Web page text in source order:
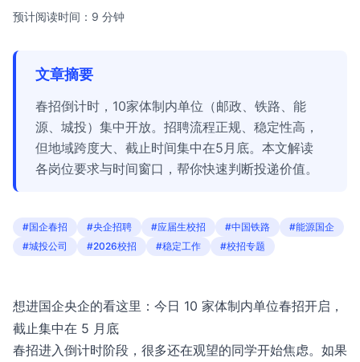
预计阅读时间：9 分钟
文章摘要
春招倒计时，10家体制内单位（邮政、铁路、能
源、城投）集中开放。招聘流程正规、稳定性高，
但地域跨度大、截止时间集中在5月底。本文解读
各岗位要求与时间窗口，帮你快速判断投递价值。
#国企春招 #央企招聘 #应届生校招 #中国铁路
#能源国企
#城投公司
#2026校招 #稳定工作 #校招专题
想进国企央企的看这里：今日 10 家体制内单位春招开启，
截止集中在 5 月底
春招进入倒计时阶段，很多还在观望的同学开始焦虑。如果